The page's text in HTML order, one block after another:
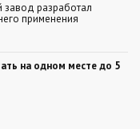
завод разработал
применения
на одном месте до 5